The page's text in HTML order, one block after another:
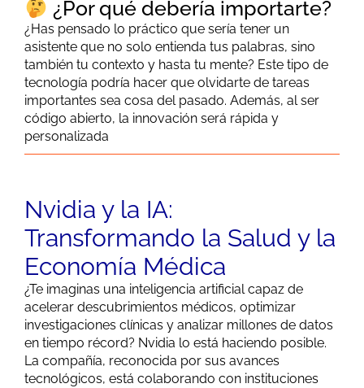
¿Por qué debería importarte?
¿Has pensado lo práctico que sería tener un
asistente que no solo entienda tus palabras, sino
también tu contexto y hasta tu mente? Este tipo de
tecnología podría hacer que olvidarte de tareas
importantes sea cosa del pasado. Además, al ser
código abierto, la innovación será rápida y
personalizada
Nvidia y la IA:
Transformando la Salud y la
Economía Médica
¿Te imaginas una inteligencia artificial capaz de
acelerar descubrimientos médicos, optimizar
investigaciones clínicas y analizar millones de datos
en tiempo récord? Nvidia lo está haciendo posible.
La compañía, reconocida por sus avances
tecnológicos, está colaborando con instituciones